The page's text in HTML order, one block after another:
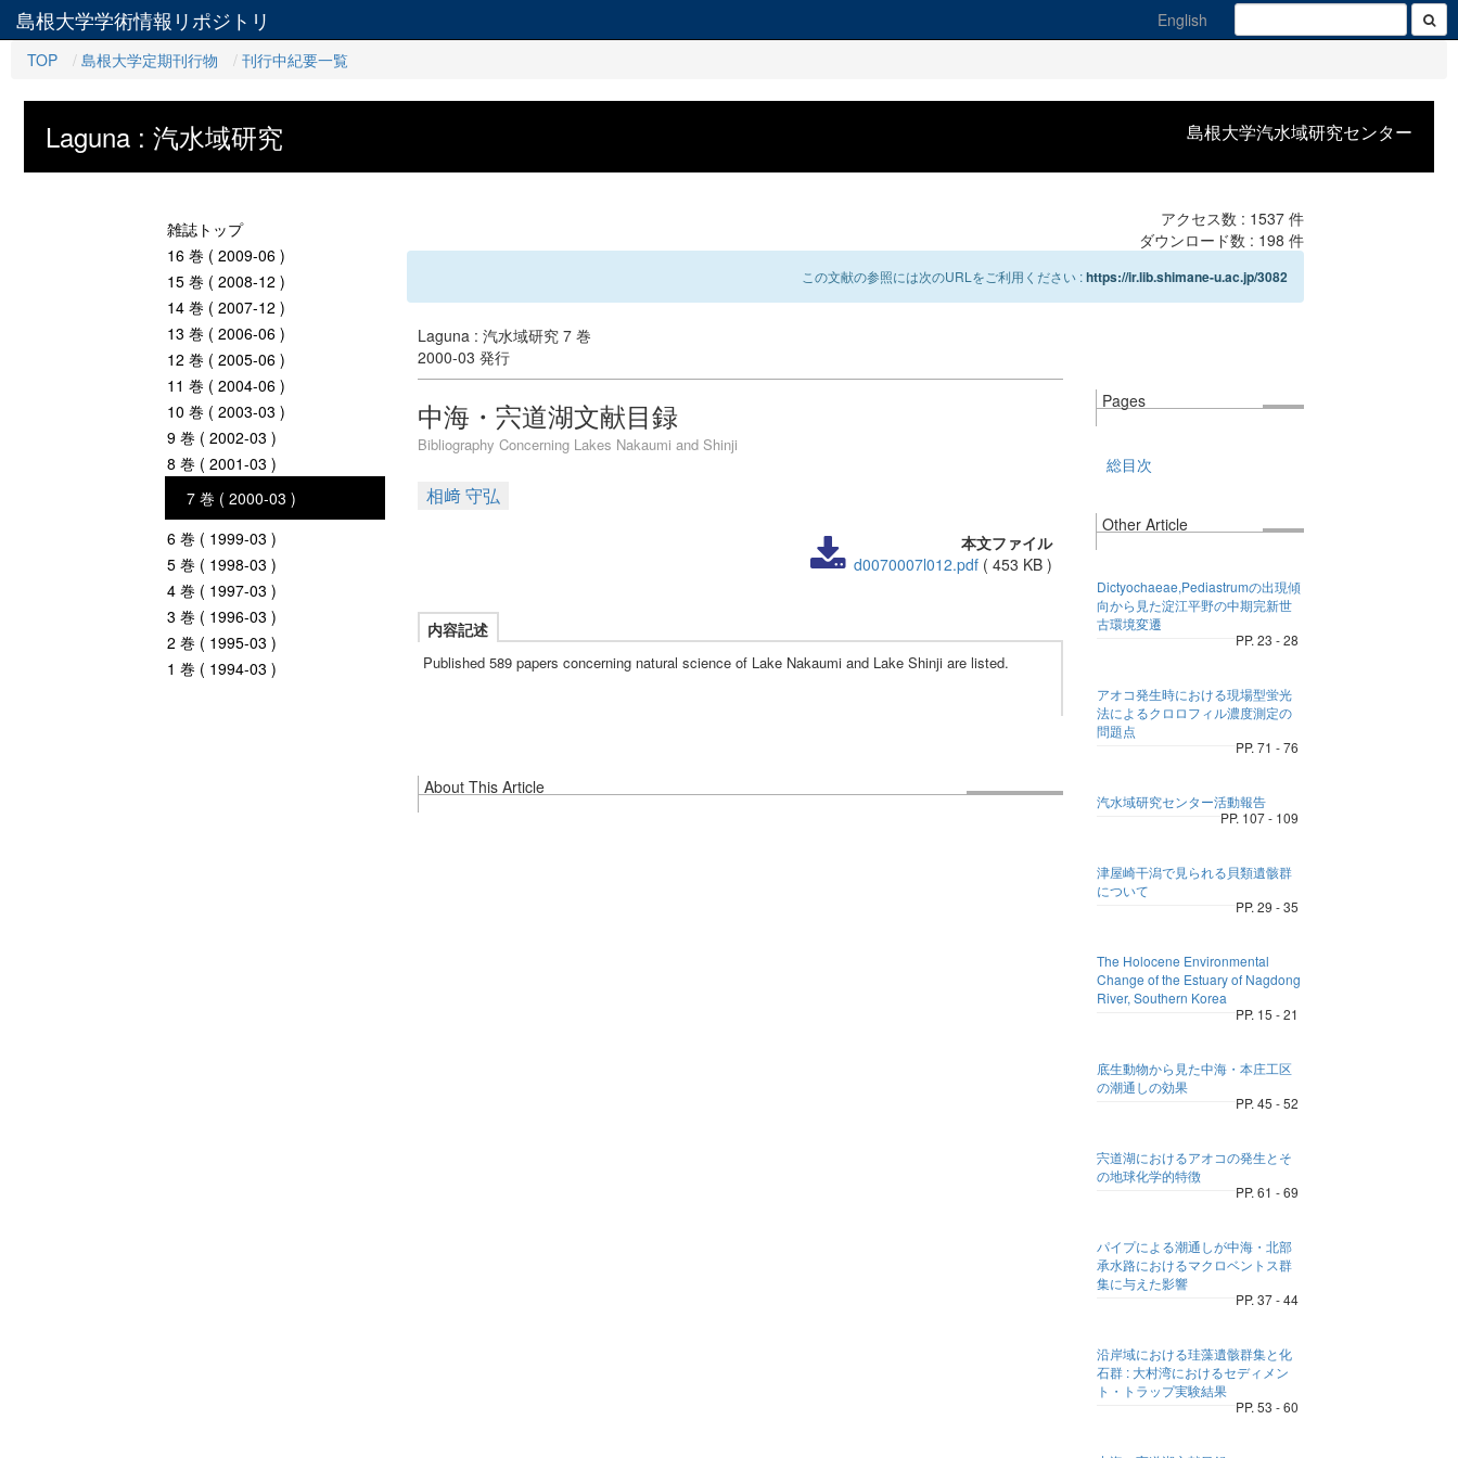
島根大学学術情報リポジトリ
English
TOP
島根大学定期刊行物 刊行中紀要一覧
島根大学汽水域研究センター
Laguna : 汽水域研究
雑誌トップ
16 巻 ( 2009-06 )
15 巻 ( 2008-12 )
14 巻 ( 2007-12 )
13 巻 ( 2006-06 )
12 巻 ( 2005-06 )
11 巻 ( 2004-06 )
10 巻 ( 2003-03 )
9 巻 ( 2002-03 )
8 巻 ( 2001-03 )
7 巻 ( 2000-03 )
6 巻 ( 1999-03 )
5 巻 ( 1998-03 )
4 巻 ( 1997-03 )
3 巻 ( 1996-03 )
2 巻 ( 1995-03 )
1 巻 ( 1994-03 )
アクセス数 : 1537件
ダウンロード数 : 198 件
この文献の参照には次のURLをご利用ください :https://ir.lib.shimane-u.ac.jp/3082
Laguna : 汽水域研究 7 巻
2000-03 発行
中海・宍道湖文献目録
Bibliography Concerning Lakes Nakaumi and Shinji
相﨑 守弘
本文ファイル
d0070007l012.pdf (453 KB )
内容記述
Published 589 papers concerning natural science of Lake Nakaumi and Lake Shinji are listed.
About This Article
Pages
総目次
Other Article
Dictyochaeae,Pediastrumの出現傾
向から見た淀江平野の中期完新世
古環境変遷
PP. 23 - 28
アオコ発生時における現場型蛍光
法によるクロロフィル濃度測定の
問題点
PP. 71 - 76
汽水域研究センター活動報告
PP. 107 - 109
津屋崎干潟で見られる貝類遺骸群
について
PP. 29 - 35
The Holocene Environmental
Change of the Estuary of Nagdong
River, Southern Korea
PP. 15 - 21
底生動物から見た中海・本庄工区
の潮通しの効果
PP. 45 - 52
宍道湖におけるアオコの発生とそ
の地球化学的特徴
PP. 61 - 69
パイプによる潮通しが中海・北部
承水路におけるマクロベントス群
集に与えた影響
PP. 37 - 44
沿岸域における珪藻遺骸群集と化
石群 : 大村湾におけるセディメン
ト・トラップ実験結果
PP. 53 - 60